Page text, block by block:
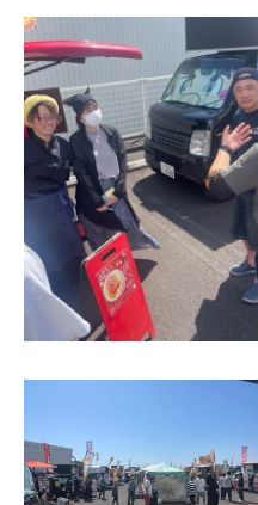
セ
ミ
ナ
ー・
各
講
の
開